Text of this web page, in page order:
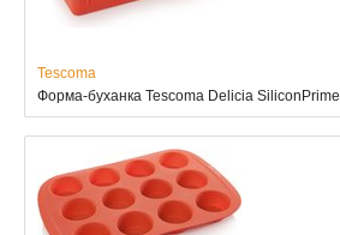
Tescoma
Форма-буханка Tescoma Delicia SiliconPrime